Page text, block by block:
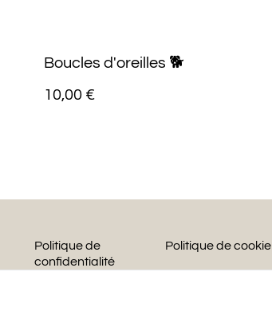
Boucles d'oreilles 🐕
10,00 €
Politique de
confidentialité
Politique de cookie